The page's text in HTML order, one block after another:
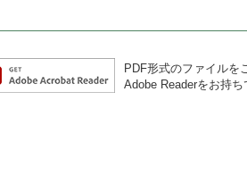
PDF形式のファイルを
Adobe Readerをお持